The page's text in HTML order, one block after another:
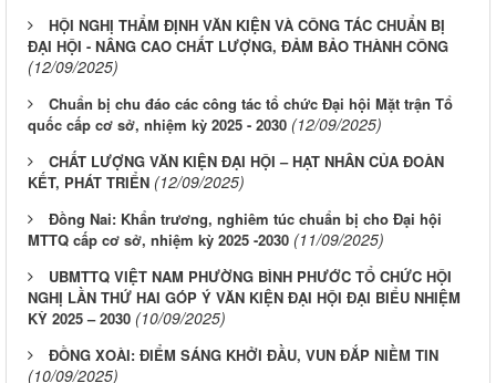
HỘI NGHỊ THẨM ĐỊNH VĂN KIỆN VÀ CÔNG TÁC CHUẨN BỊ
ĐẠI HỘI - NÂNG CAO CHẤT LƯỢNG, ĐẢM BẢO THÀNH CÔNG
(12/09/2025)
Chuẩn bị chu đáo các công tác tổ chức Đại hội Mặt trận Tổ
quốc cấp cơ sở, nhiệm kỳ 2025 - 2030 (12/09/2025)
CHẤT LƯỢNG VĂN KIỆN ĐẠI HỘI – HẠT NHÂN CỦA ĐOÀN
KẾT, PHÁT TRIỂN (12/09/2025)
Đồng Nai: Khẩn trương, nghiêm túc chuẩn bị cho Đại hội
MTTQ cấp cơ sở, nhiệm kỳ 2025 -2030 (11/09/2025)
UBMTTQ VIỆT NAM PHƯỜNG BÌNH PHƯỚC TỔ CHỨC HỘI
NGHỊ LẦN THỨ HAI GÓP Ý VĂN KIỆN ĐẠI HỘI ĐẠI BIỂU NHIỆM
KỲ 2025 – 2030 (10/09/2025)
ĐỒNG XOÀI: ĐIỂM SÁNG KHỞI ĐẦU, VUN ĐẮP NIỀM TIN
(10/09/2025)